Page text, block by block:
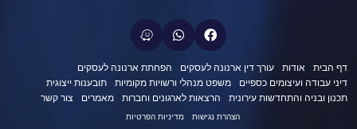
דף הבית אודות עורך דין ארנונה לעסקים
הפחתת ארנונה לעסקים
דיני עבודה ועיצומים כספיים
משפט מנהלי ורשויות מקומיות
תובענות ייצוגית
תכנון ובניה והתחדשות עירונית
הרצאות לארגונים וחברות מאמרים צור קשר
הצהרת נגישות מדיניות הפרטיות